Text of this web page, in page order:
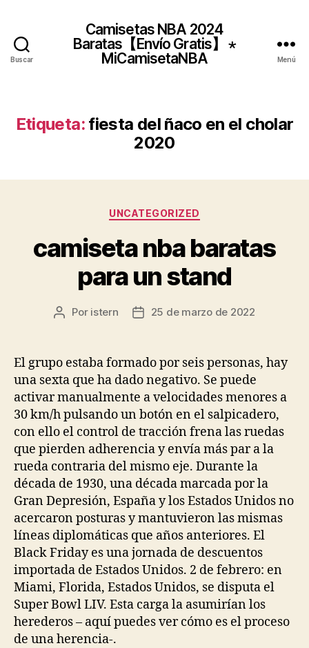
Buscar
Camisetas NBA 2024
Baratas【Envío Gratis】 ⋆
MiCamisetaNBA
Menú
Etiqueta: fiesta del ñaco en el cholar
2020
Categorías
UNCATEGORIZED
camiseta nba baratas
para un stand
Autor
entrada
Por istern
Fecha
entrada
25 de marzo de 2022
El grupo estaba formado por seis personas, hay
una sexta que ha dado negativo. Se puede
activar manualmente a velocidades menores a
30 km/h pulsando un botón en el salpicadero,
con ello el control de tracción frena las ruedas
que pierden adherencia y envía más par a la
rueda contraria del mismo eje. Durante la
década de 1930, una década marcada por la
Gran Depresión, España y los Estados Unidos no
acercaron posturas y mantuvieron las mismas
líneas diplomáticas que años anteriores. El
Black Friday es una jornada de descuentos
importada de Estados Unidos. 2 de febrero: en
Miami, Florida, Estados Unidos, se disputa el
Super Bowl LIV. Esta carga la asumirían los
herederos – aquí puedes ver cómo es el proceso
de una herencia-.